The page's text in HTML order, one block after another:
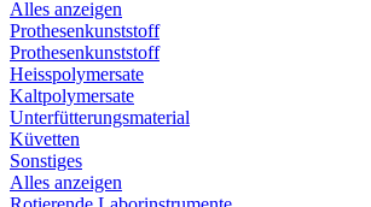
Alles anzeigen
Prothesenkunststoff
Prothesenkunststoff
Heisspolymersate
Kaltpolymersate
Unterfütterungsmaterial
Küvetten
Sonstiges
Alles anzeigen